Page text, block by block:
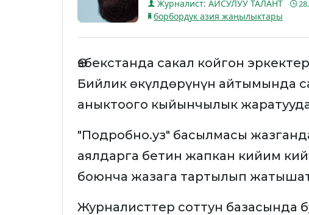
Журналист: АЙСУЛУУ ТАЛАНТ
борбордук азия жаңылыктары
Өзбекстанда сакал койгон
Бийлик өкүлдөрүнүн айтымында
аныктоого кыйынчылык
"Подробно.уз" басылмасы
аялдарга бетин жапкан кийим
боюнча жазага тартылып
Журналисттер соттун базасында